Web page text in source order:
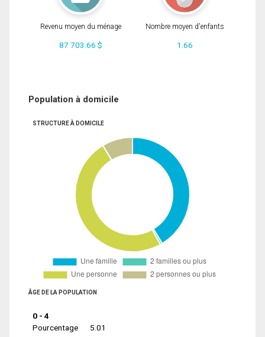
Revenu moyen du ménage
87 703.66 $
Nombre moyen d'enfants
1.66
Population à domicile
STRUCTURE À DOMICILE
ÂGE DE LA POPULATION
0 - 4
Pourcentage
5.01